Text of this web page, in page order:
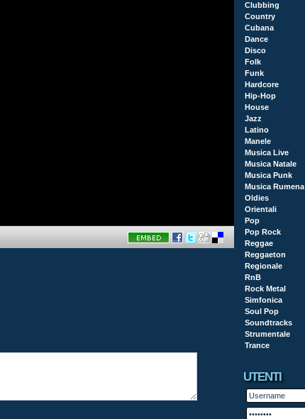
Clubbing
Country
Cubana
Dance
Disco
Folk
Funk
Hardcore
Hip-Hop
House
Jazz
Latino
Manele
Musica Live
Musica Natale
Musica Punk
Musica Rumena
Oldies
Orientali
Pop
Pop Rock
Reggae
Reggaeton
Regionale
RnB
Rock Metal
Simfonica
Soul Pop
Soundtracks
Strumentale
Trance
UTENTI